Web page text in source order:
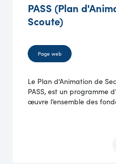
PASS (Plan
Scoute)
Page web
Le Plan d'Animation de
PASS, est un programme
œuvre l’ensemble des